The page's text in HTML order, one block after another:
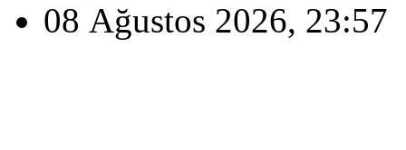
08 Ağustos 2026, 23:57